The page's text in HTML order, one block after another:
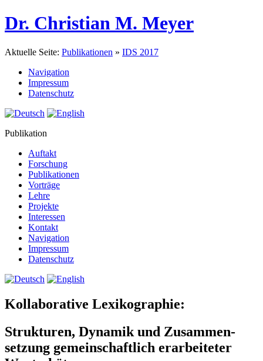
Dr. Christian M. Meyer
Aktuelle Seite: Publikationen » IDS 2017
Navigation
Impressum
Datenschutz
Publikation
Auftakt
Forschung
Publikationen
Vorträge
Lehre
Projekte
Interessen
Kontakt
Navigation
Impressum
Datenschutz
Kollaborative Lexikographie:
Strukturen, Dynamik und Zusammen­
setzung gemeinschaftlich erarbeiteter